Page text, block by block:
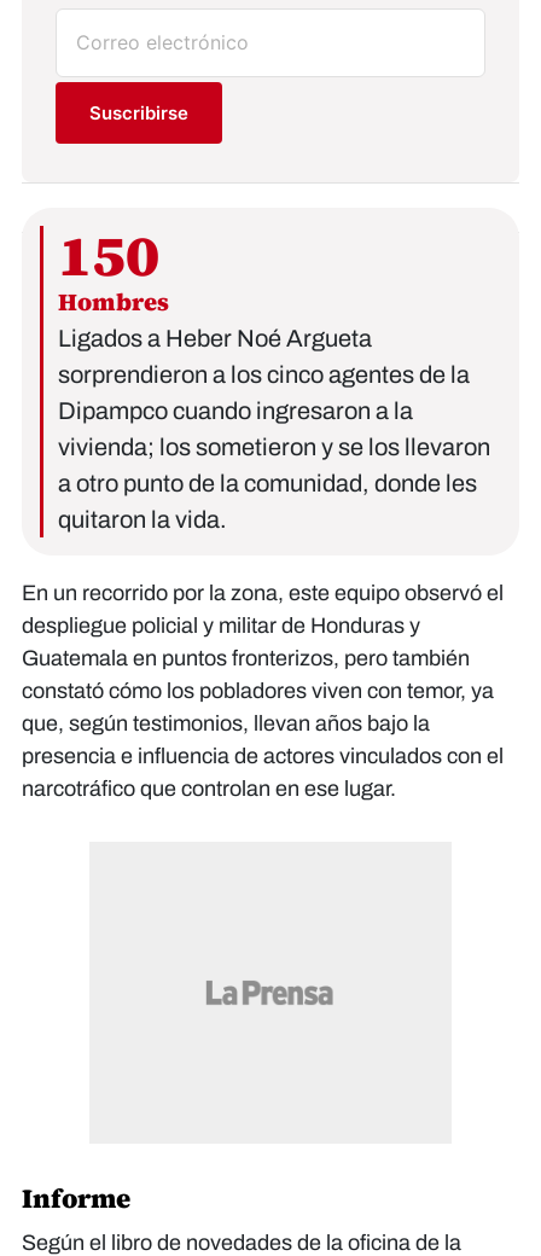
Suscribirse
150
Hombres
Ligados a Heber Noé Argueta
sorprendieron a los cinco agentes de la
Dipampco cuando ingresaron a la
vivienda; los sometieron y se los llevaron
a otro punto de la comunidad, donde les
quitaron la vida.
En un recorrido por la zona, este equipo observó el
despliegue policial y militar de Honduras y
Guatemala en puntos fronterizos, pero también
constató cómo los pobladores viven con temor, ya
que, según testimonios, llevan años bajo la
presencia e influencia de actores vinculados con el
narcotráfico que controlan en ese lugar.
Informe
Según el libro de novedades de la oficina de la